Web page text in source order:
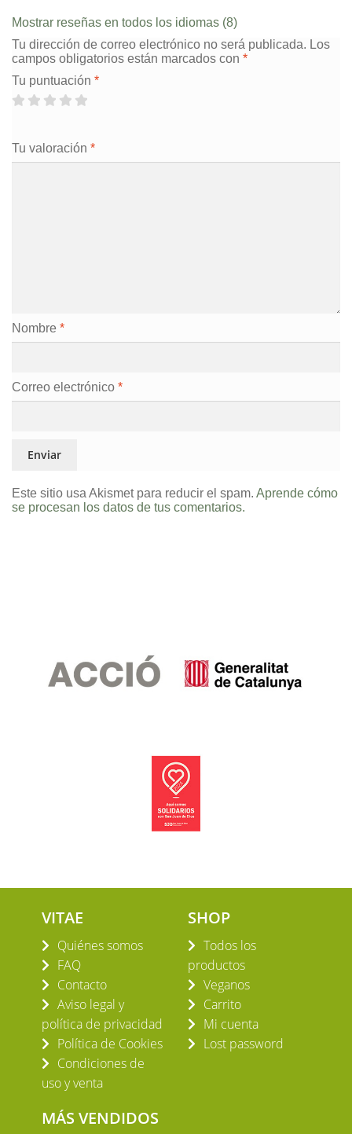
Mostrar reseñas en todos los idiomas (8)
Tu dirección de correo electrónico no será publicada. Los
campos obligatorios están marcados con *
Tu puntuación *
Tu valoración *
Nombre *
Correo electrónico *
Este sitio usa Akismet para reducir el spam. Aprende cómo
se procesan los datos de tus comentarios.
VITAE
Quiénes somos
FAQ
Contacto
Aviso legal y
política de privacidad
Política de Cookies
Condiciones de
uso y venta
SHOP
Todos los
productos
Veganos
Carrito
Mi cuenta
Lost password
MÁS VENDIDOS